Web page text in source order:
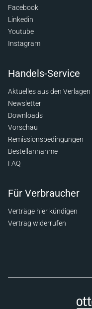
Facebook
Linkedin
Youtube
Instagram
Handels-Service
Aktuelles aus den Verlagen
Newsletter
Downloads
Vorschau
Remissionsbedingungen
Bestellannahme
FAQ
Für Verbraucher
Verträge hier kündigen
Vertrag widerrufen